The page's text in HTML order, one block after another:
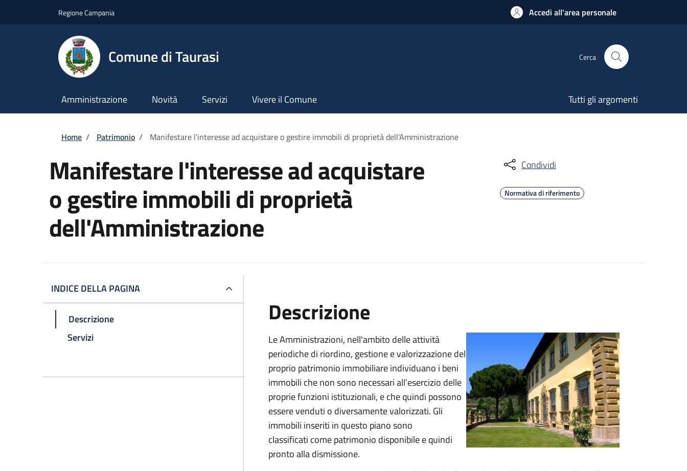
Regione Campania Accedi all'area personale
Comune di Taurasi Cerca
Amministrazione Novità Servizi Vivere il Comune Tutti gli argomenti
Briciole di pane
Home / Patrimonio / Manifestare l'interesse ad acquistare o gestire immobili di proprietà dell'Amministrazione
Manifestare l'interesse ad acquistare
o gestire immobili di proprietà
dell'Amministrazione
Condividi
Normativa di riferimento
INDICE DELLA PAGINA
Descrizione
Servizi
Descrizione
Le Amministrazioni, nell'ambito delle attività
periodiche di riordino, gestione e valorizzazione del
proprio patrimonio immobiliare individuano i beni
immobili che non sono necessari all’esercizio delle
proprie funzioni istituzionali, e che quindi possono
essere venduti o diversamente valorizzati. Gli
immobili inseriti in questo piano sono
classificati come patrimonio disponibile e quindi
pronto alla dismissione.